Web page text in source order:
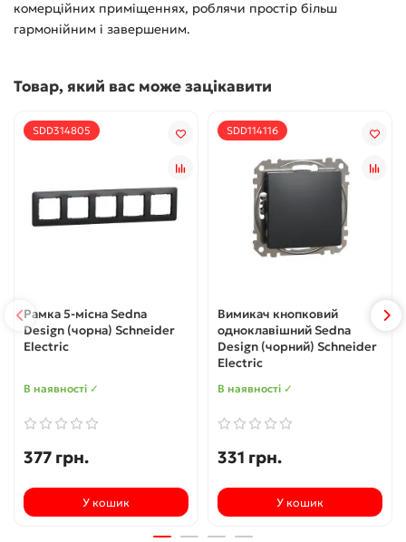
комерційних приміщеннях, роблячи простір більш
гармонійним і завершеним.
Товар, який вас може зацікавити
SDD314805
Рамка 5-місна Sedna
Design (чорна) Schneider
Electric
В наявності ✓
377 грн.
У кошик
SDD114116
Вимикач кнопковий
одноклавішний Sedna
Design (чорний) Schneider
Electric
В наявності ✓
331 грн.
У кошик